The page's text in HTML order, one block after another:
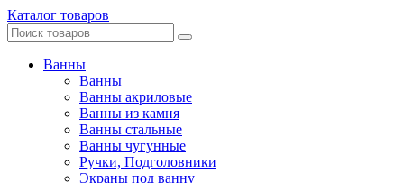
Каталог товаров
Ванны
Ванны
Ванны акриловые
Ванны из камня
Ванны стальные
Ванны чугунные
Ручки, Подголовники
Экраны под ванну